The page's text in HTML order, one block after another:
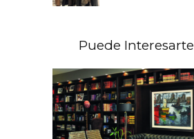
Puede Interesarte